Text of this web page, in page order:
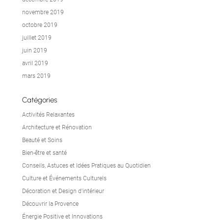
novembre 2019
octobre 2019
juillet 2019
juin 2019
avril 2019
mars 2019
Catégories
Activités Relaxantes
Architecture et Rénovation
Beauté et Soins
Bien-être et santé
Conseils, Astuces et Idées Pratiques au Quotidien
Culture et Événements Culturels
Décoration et Design d'intérieur
Découvrir la Provence
Énergie Positive et Innovations